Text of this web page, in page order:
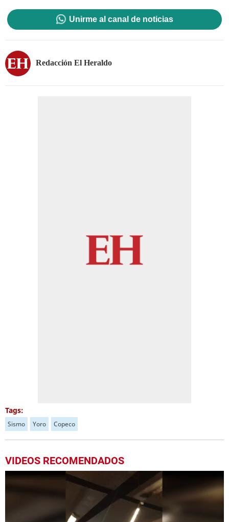
Unirme al canal de noticias
Redacción El Heraldo
Tags:
Sismo Yoro Copeco
VIDEOS RECOMENDADOS